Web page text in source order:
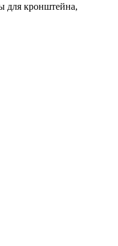
для кронштейна,